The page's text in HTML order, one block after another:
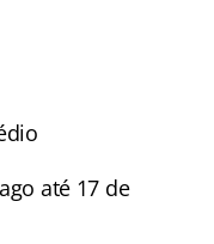
até 17 de